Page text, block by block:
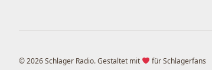
© 2026 Schlager Radio. Gestaltet mit für Schlagerfans